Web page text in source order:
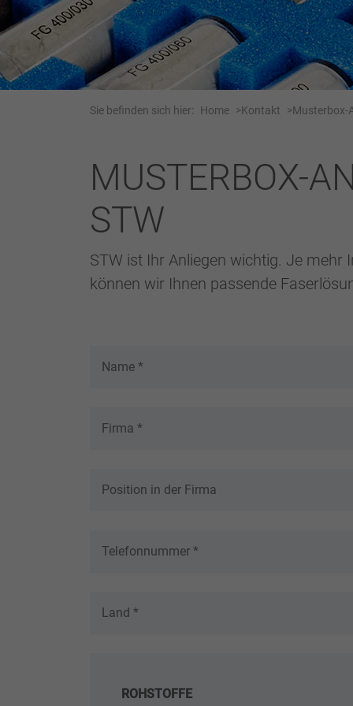
Sie befinden sich hier: Home Kontakt Musterbox-
MUSTERBOX-
STW
STW ist Ihr Anliegen wichtig. Je mehr
können wir Ihnen passende
ROHSTOFFE